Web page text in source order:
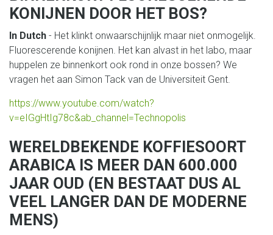
KONIJNEN DOOR HET BOS?
In Dutch - Het klinkt onwaarschijnlijk maar niet onmogelijk.
Fluorescerende konijnen. Het kan alvast in het labo, maar
huppelen ze binnenkort ook rond in onze bossen? We
vragen het aan Simon Tack van de Universiteit Gent.
https://www.youtube.com/watch?
v=eIGgHtIg78c&ab_channel=Technopolis
WERELDBEKENDE KOFFIESOORT
ARABICA IS MEER DAN 600.000
JAAR OUD (EN BESTAAT DUS AL
VEEL LANGER DAN DE MODERNE
MENS)